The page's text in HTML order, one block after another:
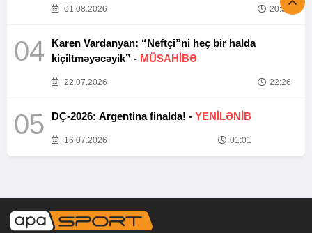
01.08.2026 20:52
04
Karen Vardanyan: “Neftçi”ni heç bir halda
kiçiltməyəcəyik” - MÜSAHİBƏ
22.07.2026 22:26
05 DÇ-2026: Argentina finalda! - YENİLƏNİB
16.07.2026 01:01